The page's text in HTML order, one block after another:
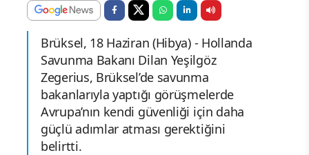
Brüksel, 18 Haziran (Hibya) - Hollanda
Savunma Bakanı Dilan Yeşilgöz
Zegerius, Brüksel’de savunma
bakanlarıyla yaptığı görüşmelerde
Avrupa’nın kendi güvenliği için daha
güçlü adımlar atması gerektiğini
belirtti.